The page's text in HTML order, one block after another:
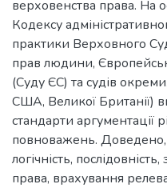
верховенства права. На
Кодексу
практики Верховного
прав людини,
(Суду ЄС) та судів
США, Великої Британії)
стандарти аргументації
повноважень.
логічність,
права, врахування